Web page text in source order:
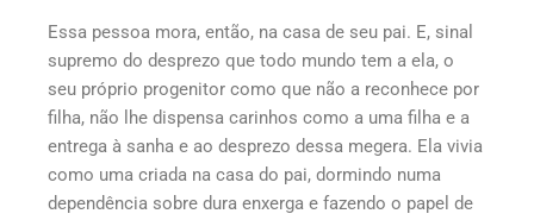
Essa pessoa mora, então, na casa de seu pai. E, sinal
supremo do desprezo que todo mundo tem a ela, o
seu próprio progenitor como que não a reconhece por
filha, não lhe dispensa carinhos como a uma filha e a
entrega à sanha e ao desprezo dessa megera. Ela vivia
como uma criada na casa do pai, dormindo numa
dependência sobre dura enxerga e fazendo o papel de